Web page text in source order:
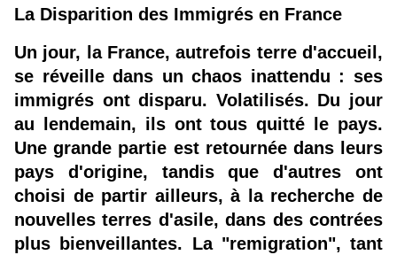
La Disparition des Immigrés en France
Un jour, la France, autrefois terre d'accueil,
se réveille dans un chaos inattendu : ses
immigrés ont disparu. Volatilisés. Du jour
au lendemain, ils ont tous quitté le pays.
Une grande partie est retournée dans leurs
pays d'origine, tandis que d'autres ont
choisi de partir ailleurs, à la recherche de
nouvelles terres d'asile, dans des contrées
plus bienveillantes. La "remigration", tant